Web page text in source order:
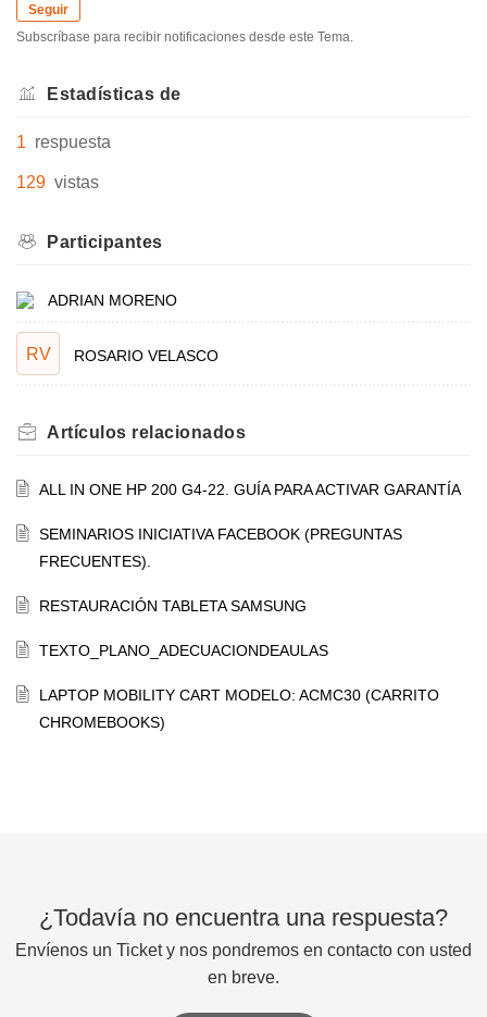
Seguir
Subscríbase para recibir notificaciones desde este Tema.
Estadísticas de
1 respuesta
129 vistas
Participantes
ADRIAN MORENO
RV ROSARIO VELASCO
Artículos relacionados
ALL IN ONE HP 200 G4-22. GUÍA PARA ACTIVAR GARANTÍA
SEMINARIOS INICIATIVA FACEBOOK (PREGUNTAS
FRECUENTES).
RESTAURACIÓN TABLETA SAMSUNG
TEXTO_PLANO_ADECUACIONDEAULAS
LAPTOP MOBILITY CART MODELO: ACMC30 (CARRITO
CHROMEBOOKS)
¿Todavía no encuentra una respuesta?
Envíenos un Ticket y nos pondremos en contacto con usted
en breve.